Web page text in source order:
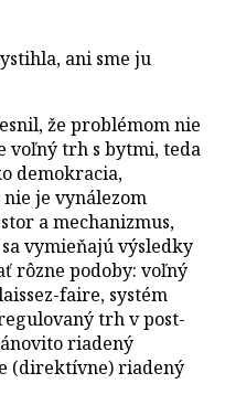
ani sme ju
že problémom nie
voľný trh s bytmi, teda
demokracia,
je vynálezom
a mechanizmus,
vymieňajú výsledky
rôzne podoby: voľný
faire, systém
trh v post-
riadený
(direktívne) riadený